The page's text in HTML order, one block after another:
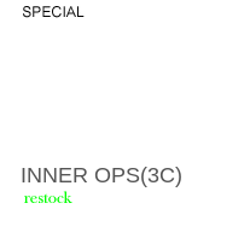
INNER OPS(3C)